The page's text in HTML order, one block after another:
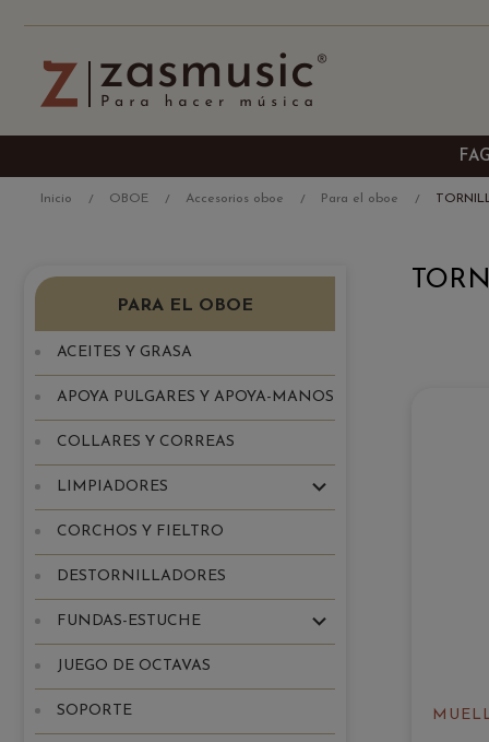
Inicio OBOE Accesorios oboe Para el oboe
PARA EL OBOE
ACEITES Y GRASA
APOYA PULGARES Y APOYA-MANOS
COLLARES Y CORREAS
LIMPIADORES
CORCHOS Y FIELTRO
DESTORNILLADORES
FUNDAS-ESTUCHE
JUEGO DE OCTAVAS
SOPORTE